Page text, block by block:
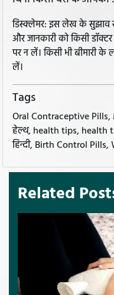
डिस्क्लेमर: इस लेख के सुझाव
और जानकारी को किसी
पर न लें। किसी भी बीमारी के
लें।
Tags
Oral Contraceptive
हेल्थ, health tips, health
हिन्दी, Birth Control
Related